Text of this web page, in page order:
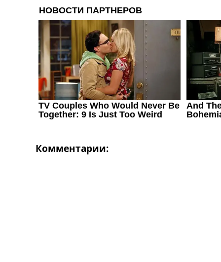
Коллективный прогноз
Турниры
Чемпионат Мира
Украина. Премьер-Лига
Украина. Первая Лига
Лига Чемпионов
Англия. Премьер Лига
Испания. Ла Лига
Другие Турниры >>>
Таблицы
Таблицы групп Чемпионата Мира
Лига Чемпионов. Таблицы групп
Англия. Премьер-Лига
Комментарии: